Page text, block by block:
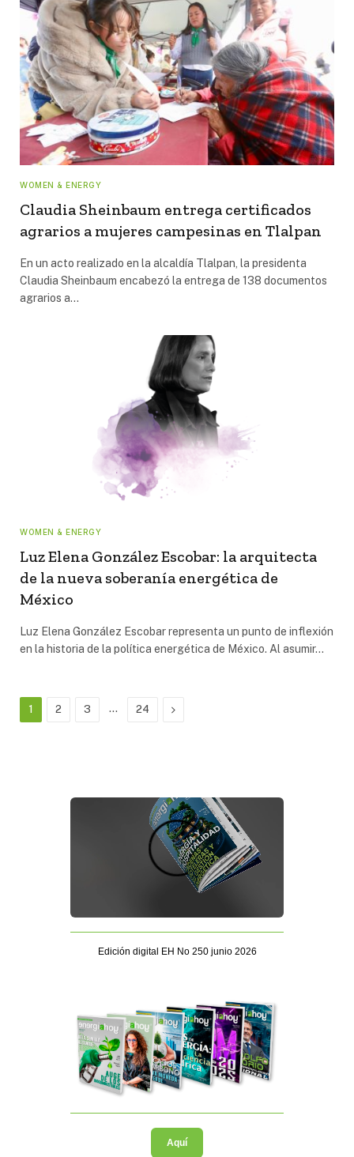
WOMEN & ENERGY
Claudia Sheinbaum entrega certificados
agrarios a mujeres campesinas en Tlalpan
En un acto realizado en la alcaldía Tlalpan, la presidenta
Claudia Sheinbaum encabezó la entrega de 138 documentos
agrarios a…
WOMEN & ENERGY
Luz Elena González Escobar: la arquitecta
de la nueva soberanía energética de
México
Luz Elena González Escobar representa un punto de inflexión
en la historia de la política energética de México. Al asumir…
1 2 3 … 24 Next
Edición digital EH No 250 junio 2026
Aquí